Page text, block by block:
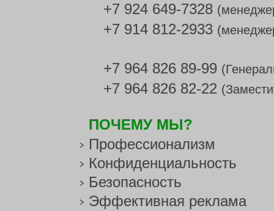
+7 924 649-7328
+7 914 812-2933
+7 964 826 89-99
+7 964 826 82-22
ПОЧЕМУ МЫ?
Профессионализм
Конфиденциальность
Безопасность
Эффективная реклама